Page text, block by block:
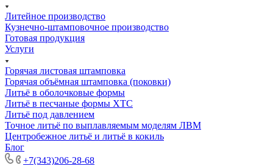
Литейное производство
Кузнечно-штамповочное производство
Готовая продукция
Услуги
Горячая листовая штамповка
Горячая объёмная штамповка (поковки)
Литьё в оболочковые формы
Литьё в песчаные формы ХТС
Литьё под давлением
Точное литьё по выплавляемым моделям ЛВМ
Центробежное литьё и литьё в кокиль
Блог
+7(343)206-28-68